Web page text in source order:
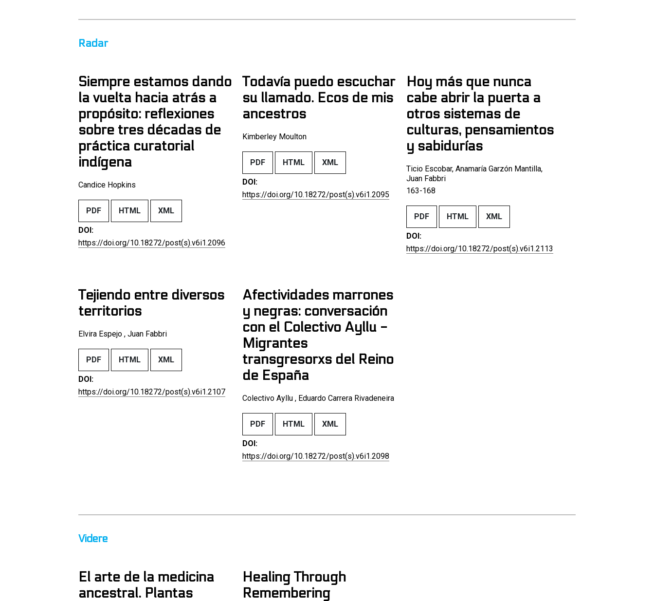
Radar
Siempre estamos dando
la vuelta hacia atrás a
propósito: reflexiones
sobre tres décadas de
práctica curatorial
indígena
Candice Hopkins
PDF HTML XML
DOI:
https://doi.org/10.18272/post(s).v6i1.2096
Todavía puedo escuchar
su llamado. Ecos de mis
ancestros
Kimberley Moulton
PDF HTML XML
DOI:
https://doi.org/10.18272/post(s).v6i1.2095
Hoy más que nunca
cabe abrir la puerta a
otros sistemas de
culturas, pensamientos
y sabidurías
Ticio Escobar, Anamaría Garzón Mantilla,
Juan Fabbri
163-168
PDF HTML XML
DOI:
https://doi.org/10.18272/post(s).v6i1.2113
Tejiendo entre diversos
territorios
Elvira Espejo , Juan Fabbri
PDF HTML XML
DOI:
https://doi.org/10.18272/post(s).v6i1.2107
Afectividades marrones
y negras: conversación
con el Colectivo Ayllu -
Migrantes
transgresorxs del Reino
de España
Colectivo Ayllu , Eduardo Carrera Rivadeneira
PDF HTML XML
DOI:
https://doi.org/10.18272/post(s).v6i1.2098
Videre
El arte de la medicina
ancestral. Plantas
Healing Through
Remembering